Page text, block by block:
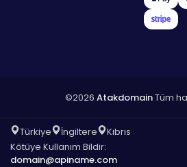
©2026 AtakdomainTüm
Türkiye İngiltere
Kıbrıs
Kötüye Kullanım Bildir:
domain@apiname.com